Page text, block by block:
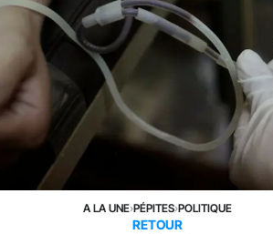
A LA UNE›PÉPITES›POLITIQUE
RETOUR